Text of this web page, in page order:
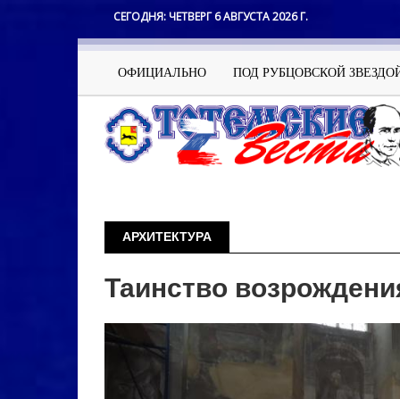
СЕГОДНЯ:ЧЕТВЕРГ 6 АВГУСТА 2026 Г.
Основная
навигация
ОФИЦИАЛЬНО ПОД РУБЦОВСКОЙ
АРХИТЕКТУРА
Таинство